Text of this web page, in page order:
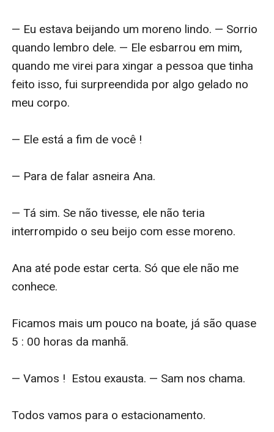
— Eu estava beijando um moreno lindo. — Sorrio
quando lembro dele. — Ele esbarrou em mim,
quando me virei para xingar a pessoa que tinha
feito isso, fui surpreendida por algo gelado no
meu corpo.
— Ele está a fim de você !
— Para de falar asneira Ana.
— Tá sim. Se não tivesse, ele não teria
interrompido o seu beijo com esse moreno.
Ana até pode estar certa. Só que ele não me
conhece.
Ficamos mais um pouco na boate, já são quase
5 : 00 horas da manhã.
— Vamos !  Estou exausta. — Sam nos chama.
Todos vamos para o estacionamento.